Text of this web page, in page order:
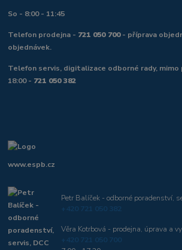
So - 8:00 - 11:45
Telefon prodejna - 721 050 700- příprava
objednávek.
Telefon servis, digitalizace odborné rady, mimo
18:00 - 721 050 382
www.espb.cz
Petr Balíček - odborné poradenství,
+420 721 050 382
Věra Kotrbová - prodejna, úprava a
+420 721 050 700